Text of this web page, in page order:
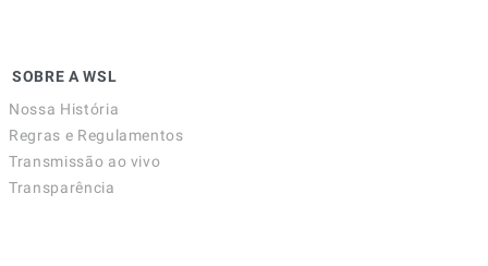
SOBRE A WSL
Nossa História
Regras e Regulamentos
Transmissão ao vivo
Transparência